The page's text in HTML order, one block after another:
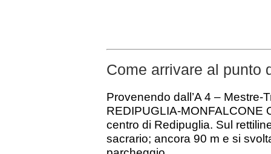
Come arrivare al punto
Provenendo dall’A 4 – Mestre-
REDIPUGLIA-MONFALCONE
centro di Redipuglia. Sul
sacrario; ancora 90 m e si